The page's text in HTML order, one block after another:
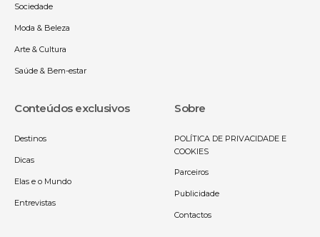
Sociedade
Moda & Beleza
Arte & Cultura
Saúde & Bem-estar
Conteúdos exclusivos
Destinos
Dicas
Elas e o Mundo
Entrevistas
Sobre
POLÍTICA DE PRIVACIDADE E
COOKIES
Parceiros
Publicidade
Contactos